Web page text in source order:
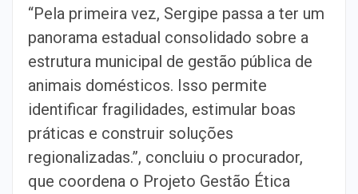
“Pela primeira vez, Sergipe passa a ter um
panorama estadual consolidado sobre a
estrutura municipal de gestão pública de
animais domésticos. Isso permite
identificar fragilidades, estimular boas
práticas e construir soluções
regionalizadas.”, concluiu o procurador,
que coordena o Projeto Gestão Ética